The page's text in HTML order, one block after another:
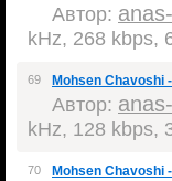
Автор:
kHz, 268 kbps,
69 Mohsen Chavoshi
Автор:
kHz, 128 kbps,
70 Mohsen Chavoshi